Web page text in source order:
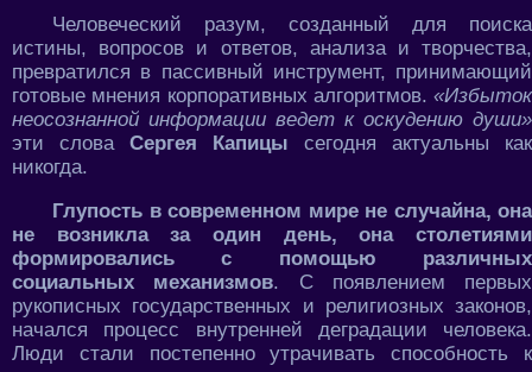
Человеческий разум, созданный для поиска
истины, вопросов и ответов, анализа и творчества,
превратился в пассивный инструмент, принимающий
готовые мнения корпоративных алгоритмов. «Избыток
неосознанной информации ведет к оскудению души»
эти слова Сергея Капицы сегодня актуальны как
никогда.
Глупость в современном мире не случайна, она
не возникла за один день, она столетиями
формировались с помощью различных
социальных механизмов. С появлением первых
рукописных государственных и религиозных законов,
начался процесс внутренней деградации человека.
Люди стали постепенно утрачивать способность к